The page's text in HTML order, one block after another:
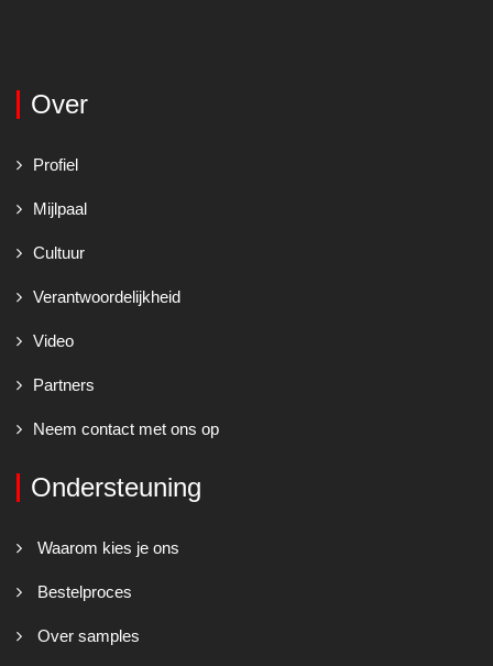
Over
Profiel
Mijlpaal
Cultuur
Verantwoordelijkheid
Video
Partners
Neem contact met ons op
Ondersteuning
Waarom kies je ons
Bestelproces
Over samples